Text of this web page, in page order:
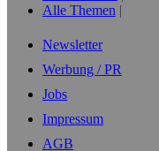
Alle Themen
Newsletter
Werbung / PR
Jobs
Impressum
AGB